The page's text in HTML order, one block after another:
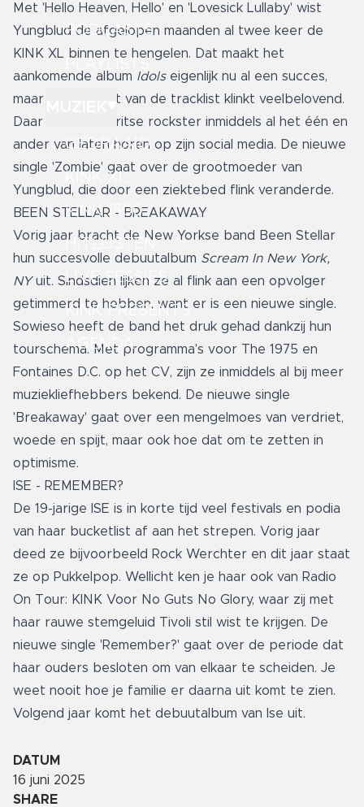
PODCASTS
GEDRAAID
KINK XL
KINK 1500
HITLIJSTEN
LIVE SESSIES
KINK PRESENTS
AGENDA
Met 'Hello Heaven, Hello' en 'Lovesick Lullaby' wist
Yungblud de afgelopen maanden al twee keer de
KINK XL binnen te hengelen. Dat maakt het
aankomende album Idols eigenlijk nu al een succes,
maar ook de rest van de tracklist klinkt veelbelovend.
Daar heeft de Britse rockster inmiddels al het één en
ander van laten horen op zijn social media. De nieuwe
single 'Zombie' gaat over de grootmoeder van
Yungblud, die door een ziektebed flink veranderde.
BEEN STELLAR - BREAKAWAY
Vorig jaar bracht de New Yorkse band Been Stellar
hun succesvolle debuutalbum Scream In New York,
NYuit. Sindsdien lijken ze al flink aan een opvolger
getimmerd te hebben, want er is een nieuwe single.
Sowieso heeft de band het druk gehad dankzij hun
tourschema. Met programma's voor The 1975 en
Fontaines D.C. op het CV, zijn ze inmiddels al bij meer
muziekliefhebbers bekend. De nieuwe single
'Breakaway' gaat over een mengelmoes van verdriet,
woede en spijt, maar ook hoe dat om te zetten in
optimisme.
ISE - REMEMBER?
De 19-jarige ISE is in korte tijd veel festivals en podia
van haar bucketlist af aan het strepen. Vorig jaar
deed ze bijvoorbeeld Rock Werchter en dit jaar staat
ze op Pukkelpop. Wellicht ken je haar ook van Radio
On Tour: KINK Voor No Guts No Glory, waar zij met
haar rauwe stemgeluid Tivoli stil wist te krijgen. De
nieuwe single 'Remember?' gaat over de periode dat
haar ouders besloten om van elkaar te scheiden. Je
weet nooit hoe je familie er daarna uit komt te zien.
Volgend jaar komt het debuutalbum van Ise uit.
DATUM
16 juni 2025
SHARE